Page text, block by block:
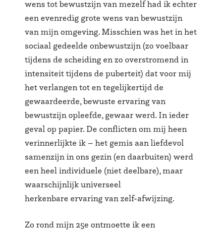
wens tot bewustzijn van mezelf had ik echter
een evenredig grote wens van bewustzijn
van mijn omgeving. Misschien was het in het
sociaal gedeelde onbewustzijn (zo voelbaar
tijdens de scheiding en zo overstromend in
intensiteit tijdens de puberteit) dat voor mij
het verlangen tot en tegelijkertijd de
gewaardeerde, bewuste ervaring van
bewustzijn opleefde, gewaar werd. In ieder
geval op papier. De conflicten om mij heen
verinnerlijkte ik – het gemis aan liefdevol
samenzijn in ons gezin (en daarbuiten) werd
een heel individuele (niet deelbare), maar
waarschijnlijk universeel
herkenbare ervaring van zelf-afwijzing.
Zo rond mijn 25e ontmoette ik een